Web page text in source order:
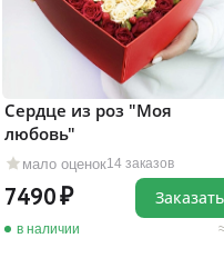
мало оценок14 заказов
Сердце из роз "Моя
любовь"
7490
в наличии
Заказать